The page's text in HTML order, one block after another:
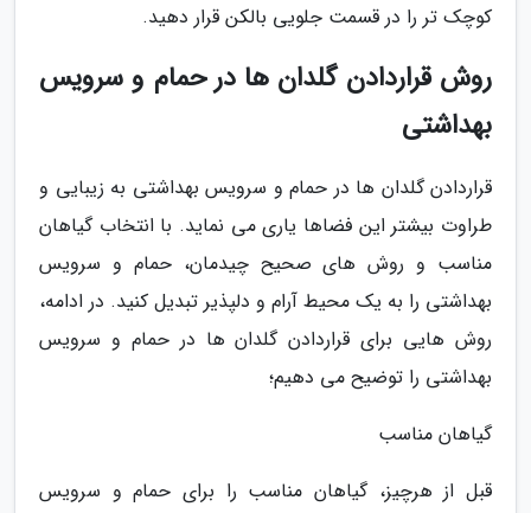
کوچک تر را در قسمت جلویی بالکن قرار دهید.
روش قراردادن گلدان ها در حمام و سرویس
بهداشتی
قراردادن گلدان ها در حمام و سرویس بهداشتی به زیبایی و
طراوت بیشتر این فضاها یاری می نماید. با انتخاب گیاهان
مناسب و روش های صحیح چیدمان، حمام و سرویس
بهداشتی را به یک محیط آرام و دلپذیر تبدیل کنید. در ادامه،
روش هایی برای قراردادن گلدان ها در حمام و سرویس
بهداشتی را توضیح می دهیم؛
گیاهان مناسب
قبل از هرچیز، گیاهان مناسب را برای حمام و سرویس